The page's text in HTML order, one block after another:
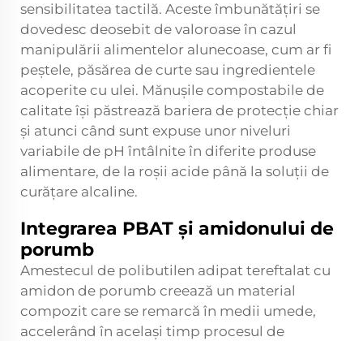
sensibilitatea tactilă. Aceste îmbunătățiri se
dovedesc deosebit de valoroase în cazul
manipulării alimentelor alunecoase, cum ar fi
peștele, păsărea de curte sau ingredientele
acoperite cu ulei. Mănușile compostabile de
calitate își păstrează bariera de protecție chiar
și atunci când sunt expuse unor niveluri
variabile de pH întâlnite în diferite produse
alimentare, de la roșii acide până la soluții de
curățare alcaline.
Integrarea PBAT și amidonului de
porumb
Amestecul de polibutilen adipat tereftalat cu
amidon de porumb creează un material
compozit care se remarcă în medii umede,
accelerând în același timp procesul de